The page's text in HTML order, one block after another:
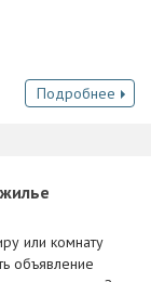
Подробнее
или комнату
объявление